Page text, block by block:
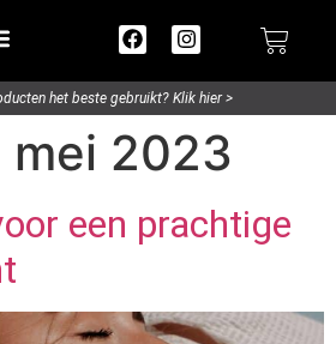
het beste gebruikt? Klik hier >
mei 2023
een prachtige